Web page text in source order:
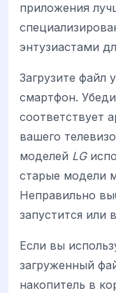
приложения
энтузиастами
Загрузите файл
смартфон.
соответствует
вашего
моделей LG
старые модели
Неправильно
запустится или
Если вы
загруженный
накопитель в